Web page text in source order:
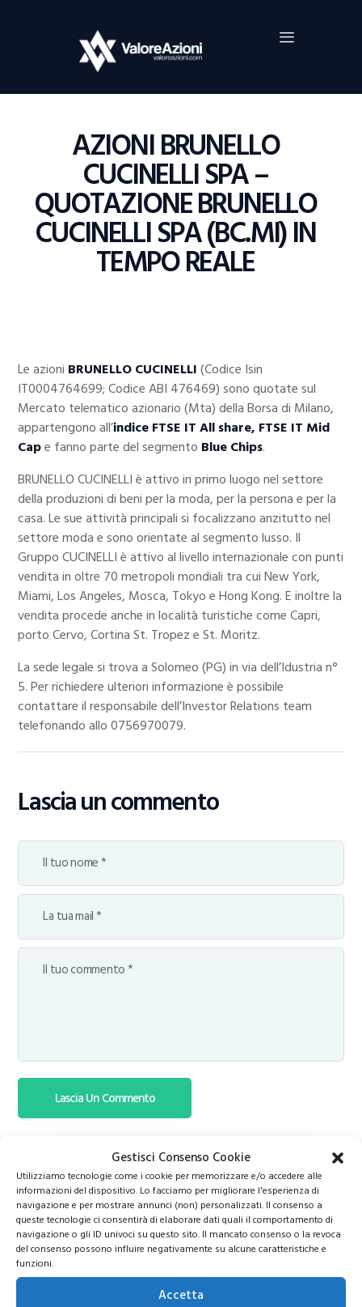
Gestisci Consenso Cookie
Utilizziamo tecnologie come i cookie per memorizzare e/o accedere alle
informazioni del dispositivo. Lo facciamo per migliorare l'esperienza di
navigazione e per mostrare annunci (non) personalizzati. Il consenso a
queste tecnologie ci consentirà di elaborare dati quali il comportamento di
navigazione o gli ID univoci su questo sito. Il mancato consenso o la revoca
del consenso possono influire negativamente su alcune caratteristiche e
funzioni.
Accetta
AZIONI BRUNELLO
CUCINELLI SPA –
QUOTAZIONE BRUNELLO
CUCINELLI SPA (BC.MI) IN
TEMPO REALE
Home
Investimenti
Borsa
Guide Al Trading
Criptovalute
Le azioni BRUNELLO CUCINELLI(Codice Isin
IT0004764699; Codice ABI 476469) sono quotate sul
Mercato telematico azionario (Mta) della Borsa di Milano,
appartengono all’indice FTSE IT All share, FTSE IT Mid
Cape fanno parte del segmento Blue Chips.
BRUNELLO CUCINELLI è attivo in primo luogo nel settore
della produzioni di beni per la moda, per la persona e per la
casa. Le sue attività principali si focalizzano anzitutto nel
settore moda e sono orientate al segmento lusso. Il
Gruppo CUCINELLI è attivo al livello internazionale con punti
vendita in oltre 70 metropoli mondiali tra cui New York,
Miami, Los Angeles, Mosca, Tokyo e Hong Kong. E inoltre la
vendita procede anche in località turistiche come Capri,
porto Cervo, Cortina St. Tropez e St. Moritz.
La sede legale si trova a Solomeo (PG) in via dell’Idustria n°
5. Per richiedere ulteriori informazione è possibile
contattare il responsabile dell’Investor Relations team
telefonando allo 0756970079.
Lascia un commento